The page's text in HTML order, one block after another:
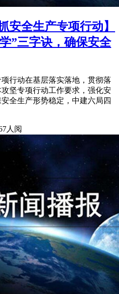
安全生产专项行动】
”三字诀，确保安全
行动在基层落实落地，贯彻落
坚专项行动工作要求，强化安
全生产形势稳定，中建六局四
人阅